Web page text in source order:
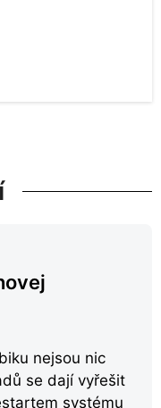
nejsou nic
se dají vyřešit
systému